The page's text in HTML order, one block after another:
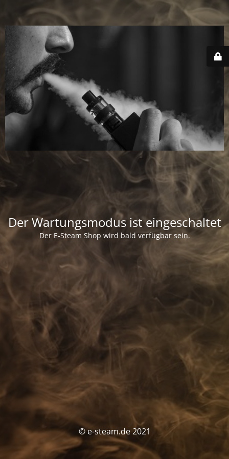
Der Wartungsmodus ist eingeschaltet
Der E-Steam Shop wird bald verfügbar sein.
© e-steam.de 2021